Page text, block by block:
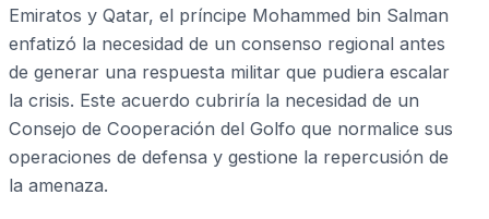
Emiratos y Qatar, el príncipe Mohammed bin Salman
enfatizó la necesidad de un consenso regional antes
de generar una respuesta militar que pudiera escalar
la crisis. Este acuerdo cubriría la necesidad de un
Consejo de Cooperación del Golfo que normalice sus
operaciones de defensa y gestione la repercusión de
la amenaza.